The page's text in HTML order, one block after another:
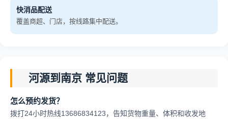
快消品配送
覆盖商超、门店，按线路集中配送。
河源到南京 常见问题
怎么预约发货？
拨打24小时热线13686834123，告知货物重量、体积和收发地